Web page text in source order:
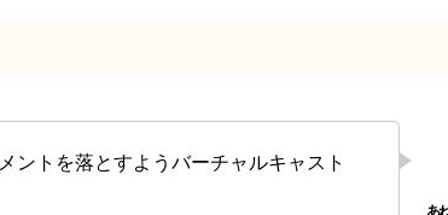
ントを落とすようバーチャルキャスト